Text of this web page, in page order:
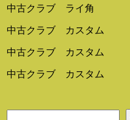
中古クラブ ライ角
中古クラブ カスタム
中古クラブ カスタム
中古クラブ カスタム